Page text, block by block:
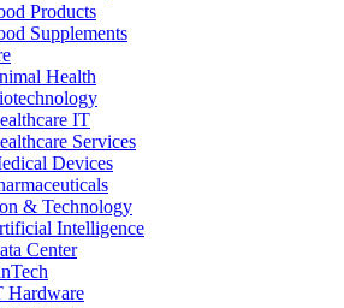
Products
Supplements
Health
IT
Services
Devices
& Technology
Intelligence
Center
Hardware